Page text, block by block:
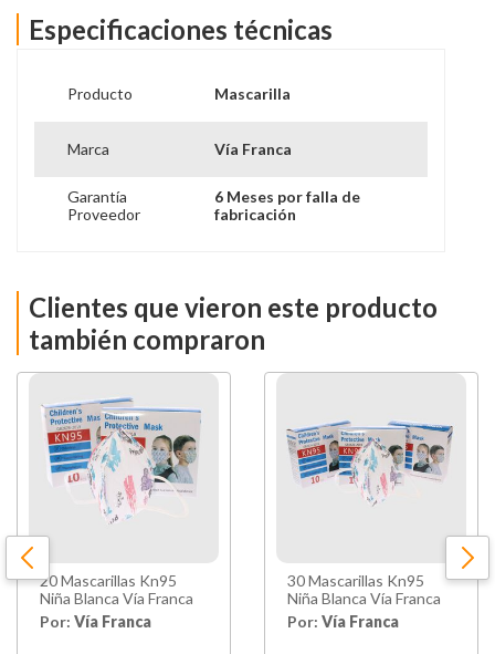
Especificaciones técnicas
Producto Mascarilla
Marca Vía Franca
Garantía
Proveedor
6 Meses por falla de
fabricación
Clientes que vieron este producto
también compraron
20 Mascarillas Kn95
Niña Blanca Vía Franca
Por: Vía Franca
30 Mascarillas Kn95
Niña Blanca Vía Franca
Por: Vía Franca